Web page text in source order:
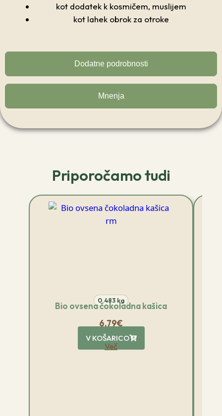
Dodatne podrobnosti
Mnenja
kot dodatek k kosmičem, muslijem
kot lahek obrok za otroke
Priporočamo tudi
0.483 kg
Bio ovsena čokoladna kašica
6.79€
V KOŠARICO
Več